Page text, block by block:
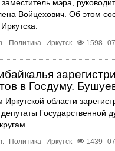
мэра,
Войцехович. Об этом
Политика Иркутск 1598
в Госдуму.
Иркутской области
депутаты Государственной
Политика Иркутск 1439